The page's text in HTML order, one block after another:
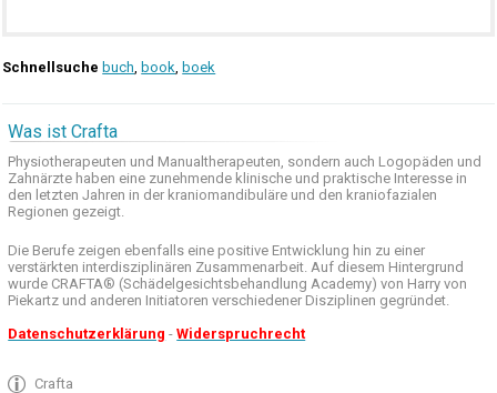
Schnellsuche buch, book, boek
Was ist Crafta
Physiotherapeuten und Manualtherapeuten, sondern auch Logopäden und
Zahnärzte haben eine zunehmende klinische und praktische Interesse in
den letzten Jahren in der kraniomandibuläre und den kraniofazialen
Regionen gezeigt.
Die Berufe zeigen ebenfalls eine positive Entwicklung hin zu einer
verstärkten interdisziplinären Zusammenarbeit. Auf diesem Hintergrund
wurde CRAFTA® (Schädelgesichtsbehandlung Academy) von Harry von
Piekartz und anderen Initiatoren verschiedener Disziplinen gegründet.
Datenschutzerklärung -Widerspruchrecht
Crafta